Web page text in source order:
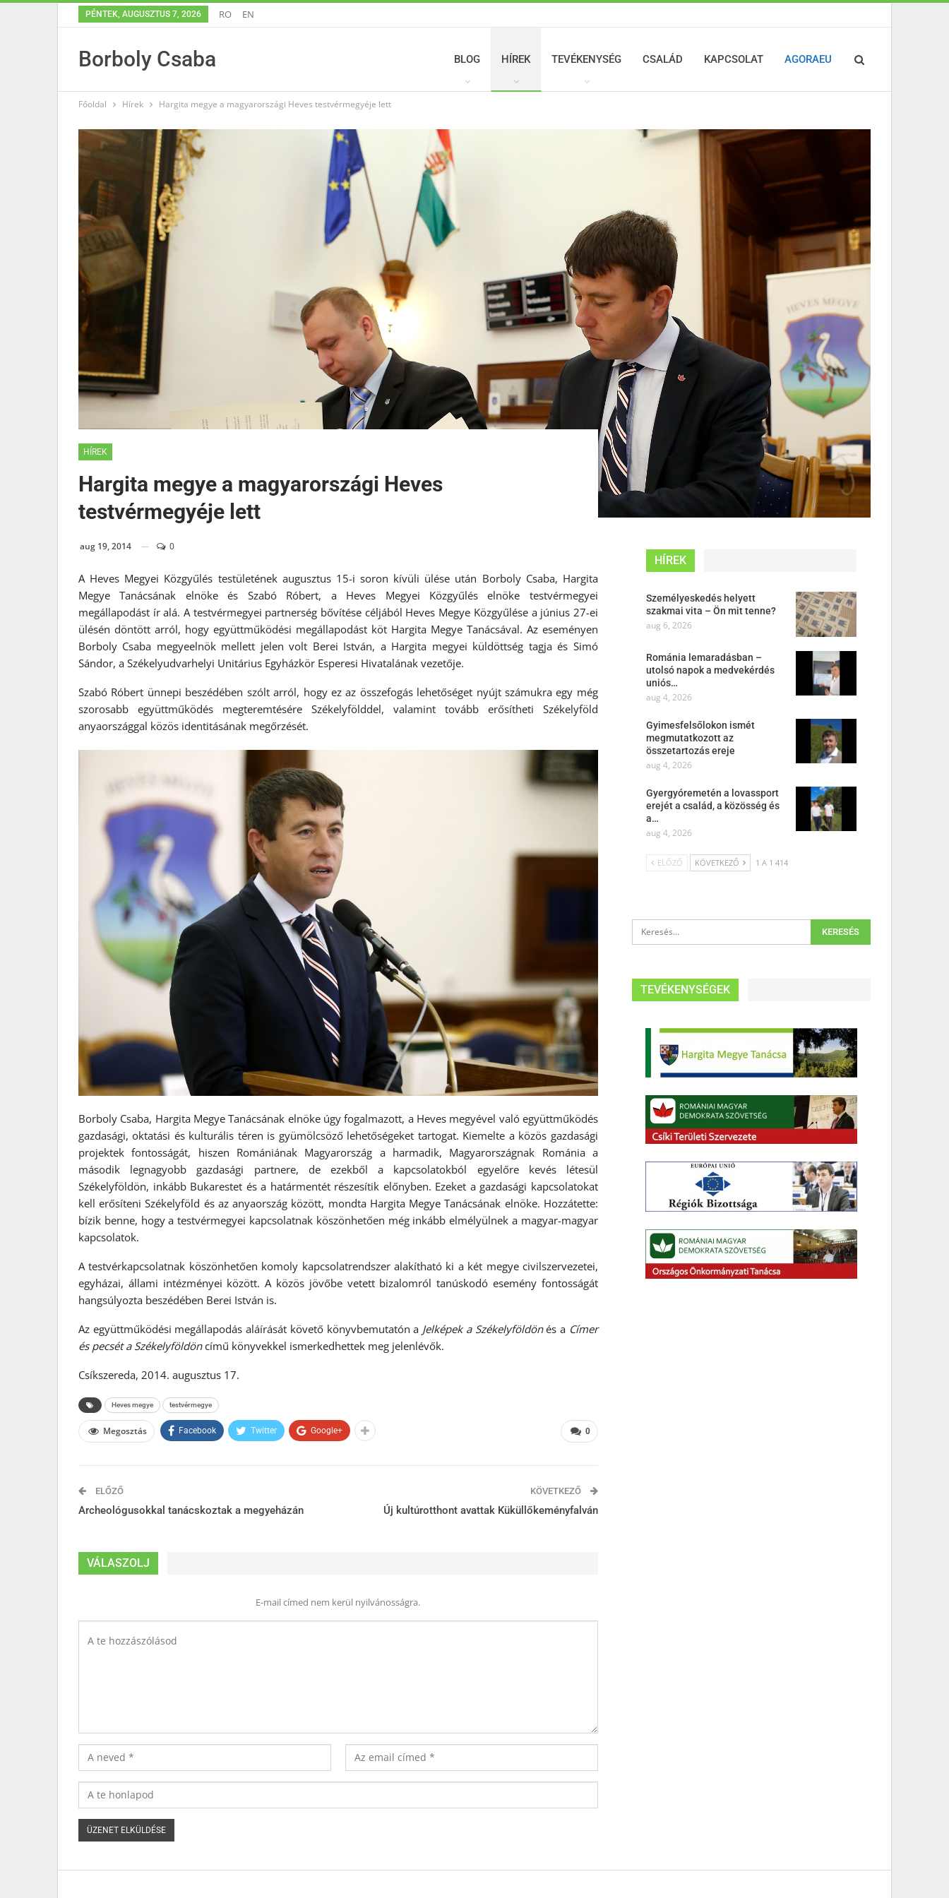
PÉNTEK, AUGUSZTUS 7, 2026 RO EN
Borboly Csaba BLOG HÍREK TEVÉKENYSÉG CSALÁD KAPCSOLAT AGORAEU
Főoldal Hírek Hargita megye a magyarországi Heves testvérmegyéje lett
HÍREK
Hargita megye a magyarországi Heves
testvérmegyéje lett
aug 19, 2014 0
A Heves Megyei Közgyűlés testületének augusztus 15-i soron kívüli ülése után Borboly Csaba, Hargita
Megye Tanácsának elnöke és Szabó Róbert, a Heves Megyei Közgyűlés elnöke testvérmegyei
megállapodást ír alá. A testvérmegyei partnerség bővítése céljából Heves Megye Közgyűlése a június 27-ei
ülésén döntött arról, hogy együttműködési megállapodást köt Hargita Megye Tanácsával. Az eseményen
Borboly Csaba megyeelnök mellett jelen volt Berei István, a Hargita megyei küldöttség tagja és Simó
Sándor, a Székelyudvarhelyi Unitárius Egyházkör Esperesi Hivatalának vezetője.
Szabó Róbert ünnepi beszédében szólt arról, hogy ez az összefogás lehetőséget nyújt számukra egy még
szorosabb együttműködés megteremtésére Székelyfölddel, valamint tovább erősítheti Székelyföld
anyaországgal közös identitásának megőrzését.
Borboly Csaba, Hargita Megye Tanácsának elnöke úgy fogalmazott, a Heves megyével való együttműködés
gazdasági, oktatási és kulturális téren is gyümölcsöző lehetőségeket tartogat. Kiemelte a közös gazdasági
projektek fontosságát, hiszen Romániának Magyarország a harmadik, Magyarországnak Románia a
második legnagyobb gazdasági partnere, de ezekből a kapcsolatokból egyelőre kevés létesül
Székelyföldön, inkább Bukarestet és a határmentét részesítik előnyben. Ezeket a gazdasági kapcsolatokat
kell erősíteni Székelyföld és az anyaország között, mondta Hargita Megye Tanácsának elnöke. Hozzátette:
bízik benne, hogy a testvérmegyei kapcsolatnak köszönhetően még inkább elmélyülnek a magyar-magyar
kapcsolatok.
A testvérkapcsolatnak köszönhetően komoly kapcsolatrendszer alakítható ki a két megye civilszervezetei,
egyházai, állami intézményei között. A közös jövőbe vetett bizalomról tanúskodó esemény fontosságát
hangsúlyozta beszédében Berei István is.
Az együttműködési megállapodás aláírását követő könyvbemutatón a Jelképek a Székelyföldönés a Címer
és pecsét a Székelyföldöncímű könyvekkel ismerkedhettek meg jelenlévők.
Csíkszereda, 2014. augusztus 17.
Heves megye testvérmegye
0
Megosztás Facebook Twitter Google+
ELŐZŐ
Archeológusokkal tanácskoztak a megyeházán
KÖVETKEZŐ
Új kultúrotthont avattak Küküllőkeményfalván
VÁLASZOLJ
E-mail címed nem kerül nyilvánosságra.
HÍREK
Személyeskedés helyett
szakmai vita – Ön mit tenne?
aug 6, 2026
Románia lemaradásban –
utolsó napok a medvekérdés
uniós…
aug 4, 2026
Gyimesfelsőlokon ismét
megmutatkozott az
összetartozás ereje
aug 4, 2026
Gyergyóremetén a lovassport
erejét a család, a közösség és
a…
aug 4, 2026
ELŐZŐ KÖVETKEZŐ 1 A 1 414
TEVÉKENYSÉGEK